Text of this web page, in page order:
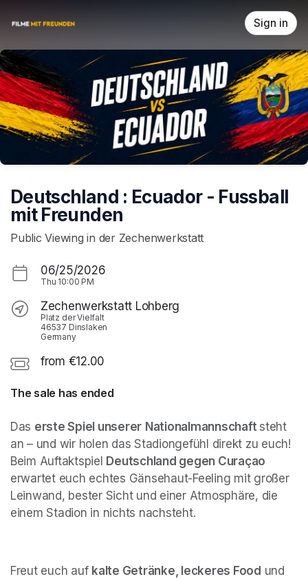
Sign in
Deutschland : Ecuador - Fussball
mit Freunden
Public Viewing in der Zechenwerkstatt
06/25/2026
Thu 10:00 PM
Zechenwerkstatt Lohberg
Platz der Vielfalt
46537 Dinslaken
Germany
from €12.00
The sale has ended
Das erste Spiel unserer Nationalmannschaft steht
an – und wir holen das Stadiongefühl direkt zu euch!
Beim Auftaktspiel Deutschland gegen Curaçao
erwartet euch echtes Gänsehaut-Feeling mit großer
Leinwand, bester Sicht und einer Atmosphäre, die
einem Stadion in nichts nachsteht.
Freut euch auf kalte Getränke, leckeres Food und